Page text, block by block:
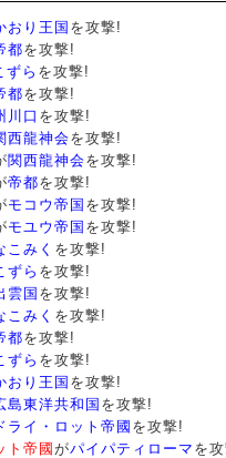
おり王国 を攻撃!
都を攻撃!
ずら を攻撃!
都を攻撃!
川口 を攻撃!
西龍神会を攻撃!
関西龍神会を攻撃!
帝都を攻撃!
モコウ帝国 を攻撃!
モユウ帝国 を攻撃!
こみく を攻撃!
ずら を攻撃!
雲国 を攻撃!
こみく を攻撃!
都を攻撃!
ずら を攻撃!
おり王国 を攻撃!
島東洋共和国 を攻撃!
ライ・ロット帝國 を攻撃!
ト帝國がパイパティローマ を